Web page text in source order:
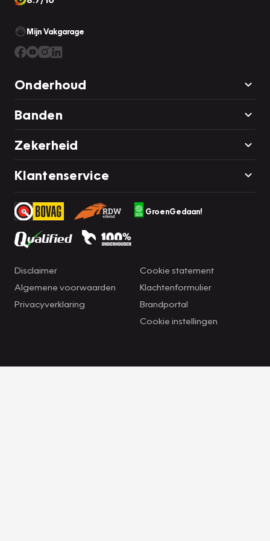
Mijn Vakgarage
Onderhoud
Banden
Zekerheid
Klantenservice
GroenGedaan!
Disclaimer
Algemene voorwaarden
Privacyverklaring
Cookie statement
Klachtenformulier
Brandportal
Cookie instellingen